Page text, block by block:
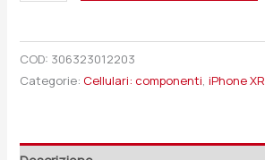
COD: 306323012203
Categorie: Cellulari: componenti,iPhone XR